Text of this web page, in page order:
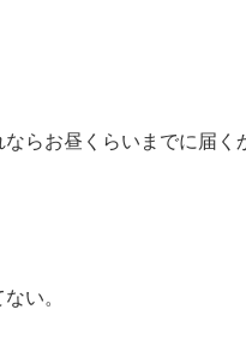
らお昼くらいまでに届く
い。